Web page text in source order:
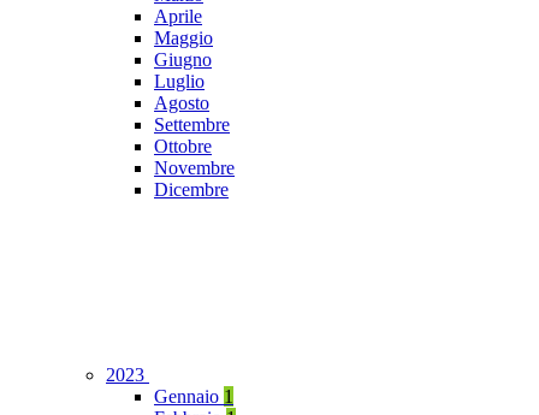
Aprile
Maggio
Giugno
Luglio
Agosto
Settembre
Ottobre
Novembre
Dicembre
2023
Gennaio 1